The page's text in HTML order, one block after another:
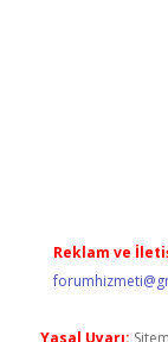
Reklam ve
Yasal Uyarı: